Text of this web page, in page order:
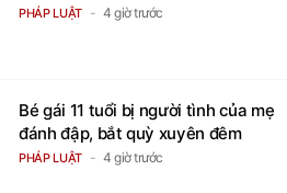
PHÁP LUẬT 4 giờ trước
Bé gái 11 tuổi bị người tình của mẹ
đánh đập, bắt quỳ xuyên đêm
PHÁP LUẬT 4 giờ trước